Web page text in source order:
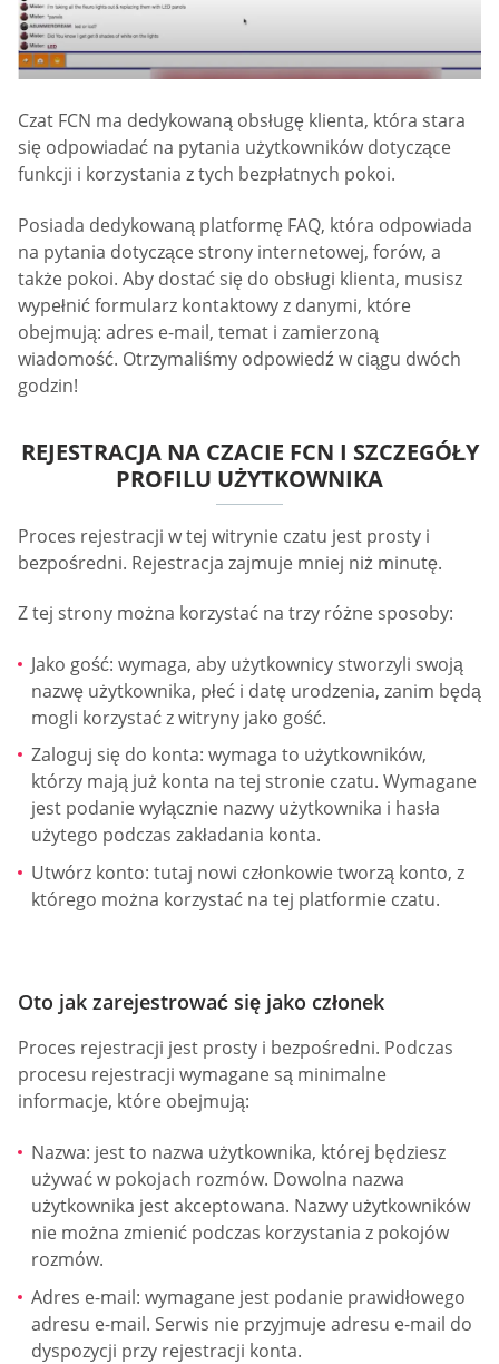
Czat FCN ma dedykowaną obsługę klienta, która stara
się odpowiadać na pytania użytkowników dotyczące
funkcji i korzystania z tych bezpłatnych pokoi.
Posiada dedykowaną platformę FAQ, która odpowiada
na pytania dotyczące strony internetowej, forów, a
także pokoi. Aby dostać się do obsługi klienta, musisz
wypełnić formularz kontaktowy z danymi, które
obejmują: adres e-mail, temat i zamierzoną
wiadomość. Otrzymaliśmy odpowiedź w ciągu dwóch
godzin!
REJESTRACJA NA CZACIE FCN I SZCZEGÓŁY
PROFILU UŻYTKOWNIKA
Proces rejestracji w tej witrynie czatu jest prosty i
bezpośredni. Rejestracja zajmuje mniej niż minutę.
Z tej strony można korzystać na trzy różne sposoby:
Jako gość: wymaga, aby użytkownicy stworzyli swoją
nazwę użytkownika, płeć i datę urodzenia, zanim będą
mogli korzystać z witryny jako gość.
Zaloguj się do konta: wymaga to użytkowników,
którzy mają już konta na tej stronie czatu. Wymagane
jest podanie wyłącznie nazwy użytkownika i hasła
użytego podczas zakładania konta.
Utwórz konto: tutaj nowi członkowie tworzą konto, z
którego można korzystać na tej platformie czatu.
Oto jak zarejestrować się jako członek
Proces rejestracji jest prosty i bezpośredni. Podczas
procesu rejestracji wymagane są minimalne
informacje, które obejmują:
Nazwa: jest to nazwa użytkownika, której będziesz
używać w pokojach rozmów. Dowolna nazwa
użytkownika jest akceptowana. Nazwy użytkowników
nie można zmienić podczas korzystania z pokojów
rozmów.
Adres e-mail: wymagane jest podanie prawidłowego
adresu e-mail. Serwis nie przyjmuje adresu e-mail do
dyspozycji przy rejestracji konta.